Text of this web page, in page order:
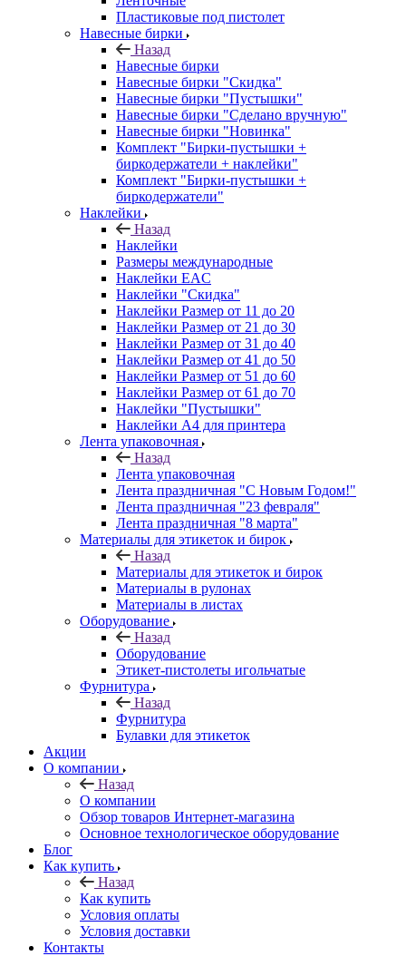
Пластиковые под пистолет
Навесные бирки
Назад
Навесные бирки
Навесные бирки "Скидка"
Навесные бирки "Пустышки"
Навесные бирки "Сделано вручную"
Навесные бирки "Новинка"
Комплект "Бирки-пустышки +
биркодержатели + наклейки"
Комплект "Бирки-пустышки +
биркодержатели"
Наклейки
Назад
Наклейки
Размеры международные
Наклейки EAC
Наклейки "Скидка"
Наклейки Размер от 11 до 20
Наклейки Размер от 21 до 30
Наклейки Размер от 31 до 40
Наклейки Размер от 41 до 50
Наклейки Размер от 51 до 60
Наклейки Размер от 61 до 70
Наклейки "Пустышки"
Наклейки А4 для принтера
Лента упаковочная
Назад
Лента упаковочная
Лента праздничная "С Новым Годом!"
Лента праздничная "23 февраля"
Лента праздничная "8 марта"
Материалы для этикеток и бирок
Назад
Материалы для этикеток и бирок
Материалы в рулонах
Материалы в листах
Оборудование
Назад
Оборудование
Этикет-пистолеты игольчатые
Фурнитура
Назад
Фурнитура
Булавки для этикеток
Акции
О компании
Назад
О компании
Обзор товаров Интернет-магазина
Основное технологическое оборудование
Блог
Как купить
Назад
Как купить
Условия оплаты
Условия доставки
Контакты